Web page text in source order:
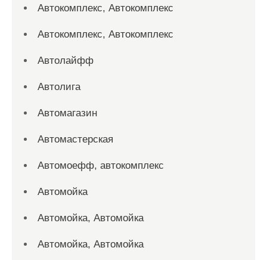
Автокомплекс, Автокомплекс
Автокомплекс, Автокомплекс
Автолайфф
Автолига
Автомагазин
Автомастерская
Автомоефф, автокомплекс
Автомойка
Автомойка, Автомойка
Автомойка, Автомойка